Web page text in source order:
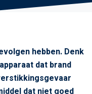
hebben. Denk
dat brand